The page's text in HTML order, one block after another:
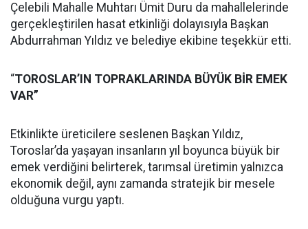
Çelebili Mahalle Muhtarı Ümit Duru da mahallelerinde
gerçekleştirilen hasat etkinliği dolayısıyla Başkan
Abdurrahman Yıldız ve belediye ekibine teşekkür etti.
“TOROSLAR’IN TOPRAKLARINDA BÜYÜK BİR EMEK
VAR”
Etkinlikte üreticilere seslenen Başkan Yıldız,
Toroslar’da yaşayan insanların yıl boyunca büyük bir
emek verdiğini belirterek, tarımsal üretimin yalnızca
ekonomik değil, aynı zamanda stratejik bir mesele
olduğuna vurgu yaptı.